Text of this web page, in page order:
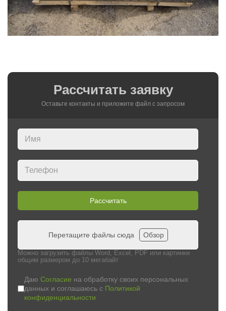
Рассчитать заявку
Оставьте контакты и приложите файл c запросом
Рассчитать
Перетащите файлы сюда Обзор
Можно загрузить файлы Word, Excel, PDF или картинки
общим размером до 10 мегабайт
Даю Согласие на обработку своих персональных
данных и соглашаюсь с Политикой
конфиденциальности